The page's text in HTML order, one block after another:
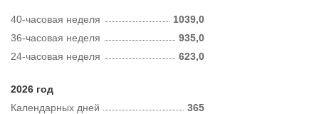
40-часовая неделя
1039,0
36-часовая неделя
935,0
24-часовая неделя
623,0
2026 год
Календарных дней
365